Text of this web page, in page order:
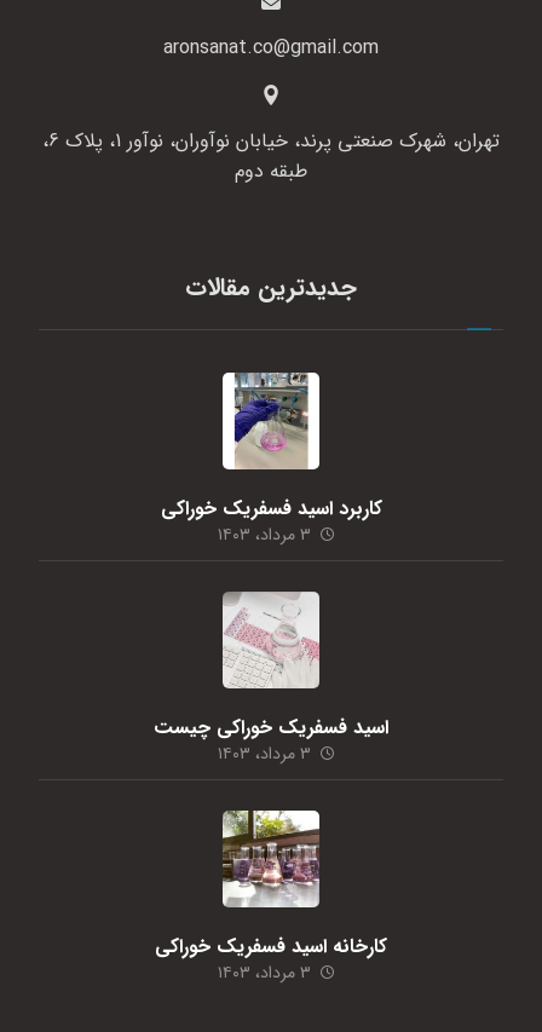
aronsanat.co@gmail.com
تهران، شهرک صنعتی پرند، خیابان نوآوران، نوآور 1، پلاک 6،
طبقه دوم
جدیدترین مقالات
کاربرد اسید فسفریک خوراکی
۳ مرداد، ۱۴۰۳
اسید فسفریک خوراکی چیست
۳ مرداد، ۱۴۰۳
کارخانه اسید فسفریک خوراکی
۳ مرداد، ۱۴۰۳